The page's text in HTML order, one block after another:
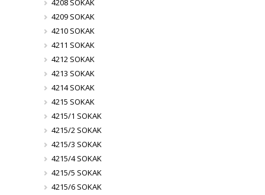
4208 SOKAK
4209 SOKAK
4210 SOKAK
4211 SOKAK
4212 SOKAK
4213 SOKAK
4214 SOKAK
4215 SOKAK
4215/1 SOKAK
4215/2 SOKAK
4215/3 SOKAK
4215/4 SOKAK
4215/5 SOKAK
4215/6 SOKAK